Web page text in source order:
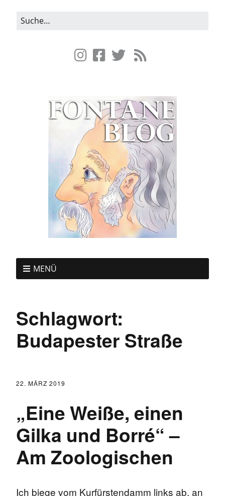
MENÜ
Schlagwort:
Budapester Straße
22. MÄRZ 2019
„Eine Weiße, einen
Gilka und Borré“ –
Am Zoologischen
Ich biege vom Kurfürstendamm links ab, an